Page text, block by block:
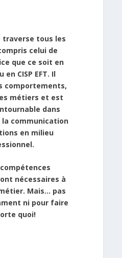
traverse tous les
celui de
que ce soit en
en CISP EFT. Il
comportements,
métiers et est
dans
la communication
en milieu
nécessaires à
Mais… pas
ni pour faire
quoi!